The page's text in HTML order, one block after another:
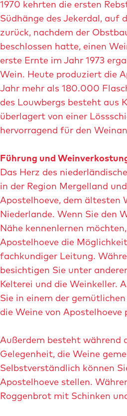
o
s
t
e
l
h
o
e
v
e
f
f
n
e
n
i
l
d
d
e
r
A
p
o
s
e
l
h
o
e
v
e
ö
f
f
n
e
1970 kehrten die ersten
Südhänge des Jekerdal, auf
zurück, nachdem der
beschlossen hatte, einen
erste Ernte im Jahr 1973
Wein. Heute produziert die
Jahr mehr als 180.000
des Louwbergs besteht aus
überlagert von einer
hervorragend für den
Führung und
Das Herz des
in der Region Mergelland
Apostelhoeve, dem ältesten
Niederlande. Wenn Sie den
Nähe kennenlernen
Apostelhoeve die
fachkundiger Leitung.
besichtigen Sie unter
Kelterei und die Weinkeller.
Sie in einem der
die Weine von Apostelhoeve
Außerdem besteht während
Gelegenheit, die Weine
Selbstverständlich können
Apostelhoeve stellen.
Roggenbrot mit Schinken